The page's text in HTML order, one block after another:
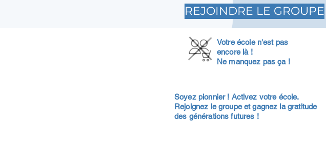
REJOINDRE LE GROUPE
Votre école n'est pas
encore là !
Ne manquez pas ça !
Soyez pionnier ! Activez votre école.
Rejoignez le groupe et gagnez la gratitude
des générations futures !